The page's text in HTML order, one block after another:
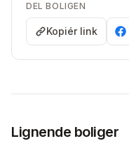
DEL BOLIGEN
Kopiér link
Lignende boliger